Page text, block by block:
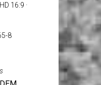
16:9 ·
8